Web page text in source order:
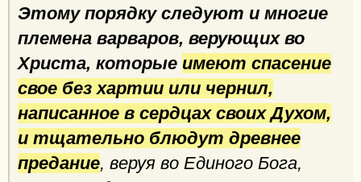
Этому порядку следуют и многие
племена варваров, верующих во
Христа, которые имеют спасение
свое без хартии или чернил,
написанное в сердцах своих Духом,
и тщательно блюдут древнее
предание, веруя во Единого Бога,